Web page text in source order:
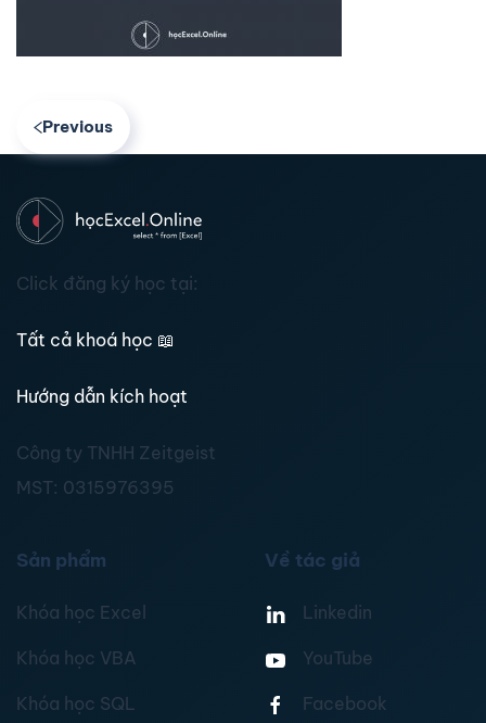
Previous
Click đăng ký học tại:
Tất cả khoá học 📖
Hướng dẫn kích hoạt
Công ty TNHH Zeitgeist
MST: 0315976395
Sản phẩm
Khóa học Excel
Khóa học VBA
Khóa học SQL
Về tác giả
Linkedin
YouTube
Facebook